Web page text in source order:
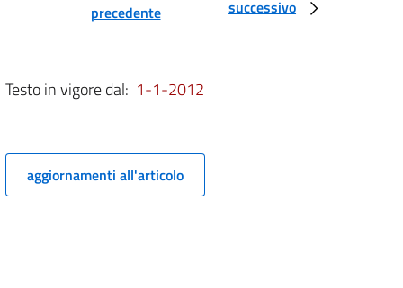
DOCUMENTO INFORMATICO
10
11
precedente
successivo
Testo in vigore dal: 1-1-2012
aggiornamenti all'articolo